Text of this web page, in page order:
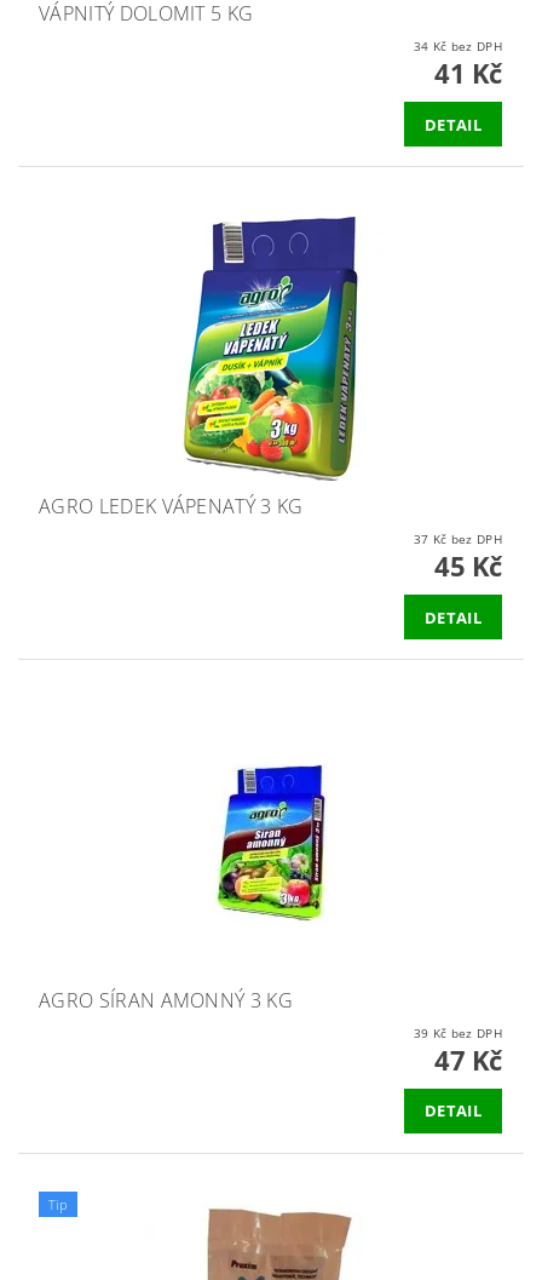
VÁPNITÝ DOLOMIT 5 KG
34 Kč bez DPH
41 Kč
DETAIL
AGRO LEDEK VÁPENATÝ 3 KG
37 Kč bez DPH
45 Kč
DETAIL
AGRO SÍRAN AMONNÝ 3 KG
39 Kč bez DPH
47 Kč
DETAIL
Tip